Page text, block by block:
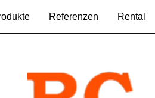
Referenzen Rental